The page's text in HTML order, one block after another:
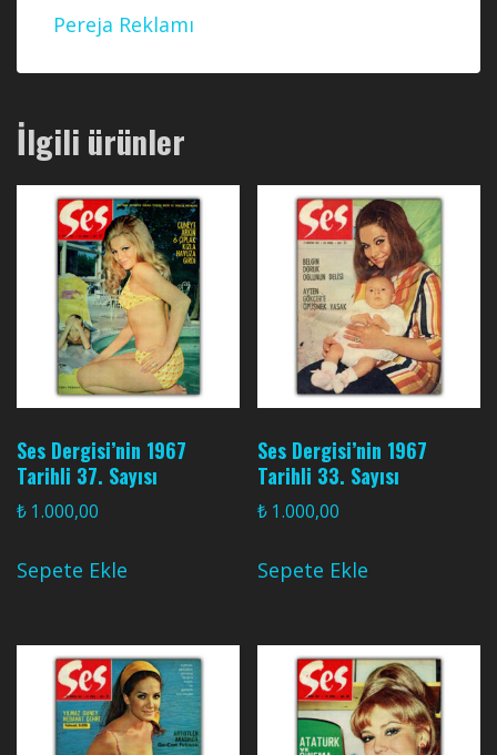
Pereja Reklamı
İlgili ürünler
Ses Dergisi’nin 1967
Tarihli 37. Sayısı
₺ 1.000,00
Sepete Ekle
Ses Dergisi’nin 1967
Tarihli 33. Sayısı
₺ 1.000,00
Sepete Ekle